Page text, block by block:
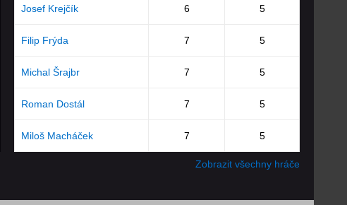
Josef Krejčík 6 5
Filip Frýda 7 5
Michal Šrajbr 7 5
Roman Dostál 7 5
Miloš Macháček 7 5
Zobrazit všechny hráče